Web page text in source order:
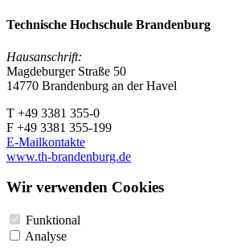
Technische Hochschule Brandenburg
Hausanschrift:
Magdeburger Straße 50
14770 Brandenburg an der Havel
T +49 3381 355-0
F +49 3381 355-199
E-Mailkontakte
www.th-brandenburg.de
Wir verwenden Cookies
Funktional
Analyse